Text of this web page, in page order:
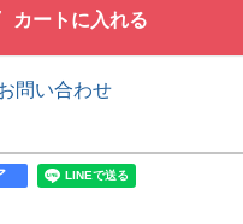
カートに入れる
問い合わせ